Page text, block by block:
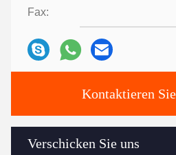
Fax:
Kontaktieren
Verschicken Sie uns